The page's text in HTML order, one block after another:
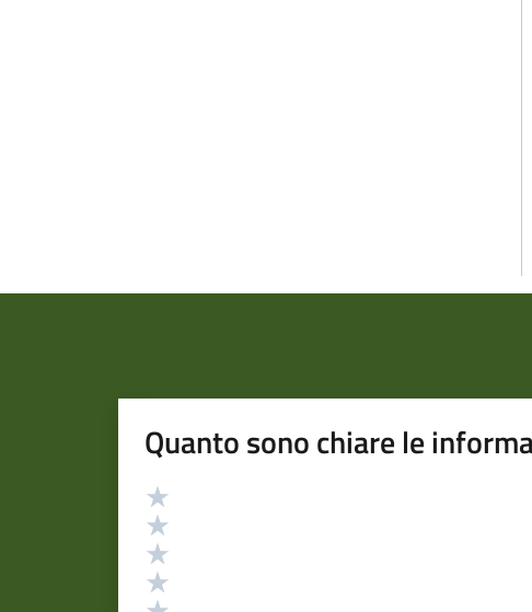
Quanto sono chiare le
Valutazione